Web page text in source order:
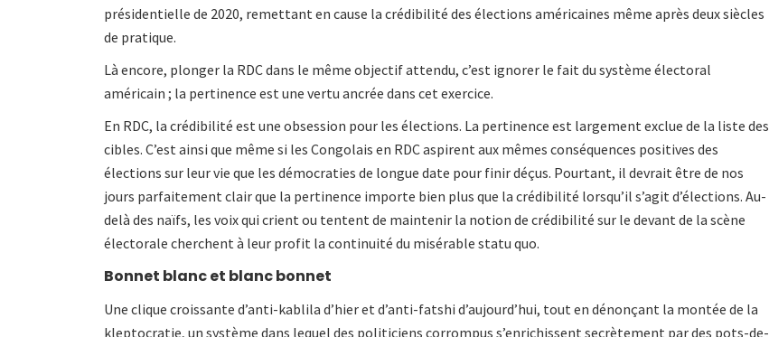
présidentielle de 2020, remettant en cause la crédibilité des élections américaines même après deux siècles
de pratique.
Là encore, plonger la RDC dans le même objectif attendu, c’est ignorer le fait du système électoral
américain ; la pertinence est une vertu ancrée dans cet exercice.
En RDC, la crédibilité est une obsession pour les élections. La pertinence est largement exclue de la liste des
cibles. C’est ainsi que même si les Congolais en RDC aspirent aux mêmes conséquences positives des
élections sur leur vie que les démocraties de longue date pour finir déçus. Pourtant, il devrait être de nos
jours parfaitement clair que la pertinence importe bien plus que la crédibilité lorsqu’il s’agit d’élections. Au-
delà des naïfs, les voix qui crient ou tentent de maintenir la notion de crédibilité sur le devant de la scène
électorale cherchent à leur profit la continuité du misérable statu quo.
Bonnet blanc et blanc bonnet
Une clique croissante d’anti-kablila d’hier et d’anti-fatshi d’aujourd’hui, tout en dénonçant la montée de la
kleptocratie, un système dans lequel des politiciens corrompus s’enrichissent secrètement par des pots-de-